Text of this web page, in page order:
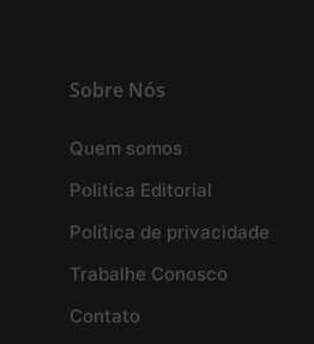
Sobre Nós
Quem somos
Politica Editorial
Política de privacidade
Trabalhe Conosco
Contato